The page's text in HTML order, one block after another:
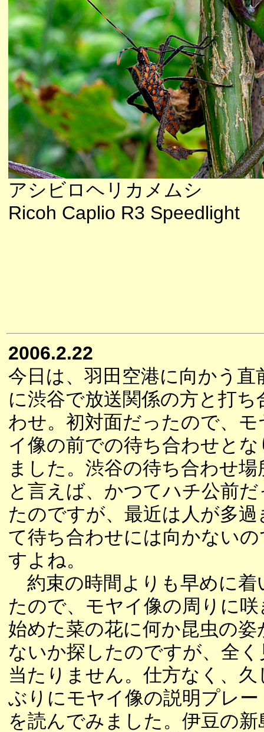
アシビロヘリカメムシ
Ricoh Caplio R3 Speedlight
2006.2.22
今日は、羽田空港に向かう直
に渋谷で放送関係の方と打ち
わせ。初対面だったので、モ
イ像の前での待ち合わせとな
ました。渋谷の待ち合わせ場
と言えば、かつてハチ公前だ
たのですが、最近は人が多過
て待ち合わせには向かないの
すよね。
約束の時間よりも早めに着
たので、モヤイ像の周りに咲
始めた菜の花に何か昆虫の姿
ないか探したのですが、全く
当たりません。仕方なく、久
ぶりにモヤイ像の説明プレー
を読んでみました。伊豆の新